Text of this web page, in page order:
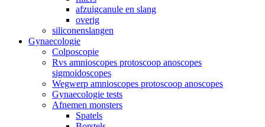
afzuigcanule en slang
overig
siliconenslangen
Gynaecologie
Colposcopie
Rvs amnioscopes protoscoop anoscopes
sigmoidoscopes
Wegwerp amnioscopes protoscoop anoscopes
Gynaecologie tests
Afnemen monsters
Spatels